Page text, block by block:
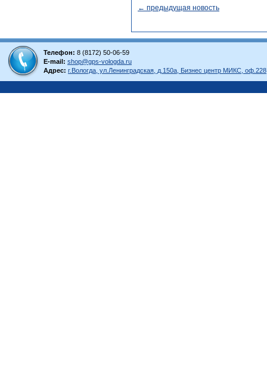
← предыдущая новость
Телефон: 8 (8172) 50-06-59
E-mail: shop@gps-vologda.ru
Адрес: г.Вологда, ул.Ленинградская, д.150а, Бизнес центр МИКС, оф.228